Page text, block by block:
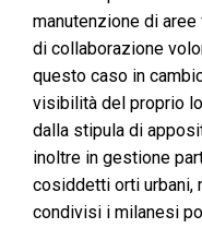
manutenzione di
di collaborazione
questo caso in
visibilità del proprio
dalla stipula di
inoltre in gestione
cosiddetti orti urbani,
condivisi i milanesi